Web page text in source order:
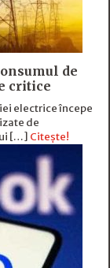
de
critice
electrice începe
de
[…] Citește!